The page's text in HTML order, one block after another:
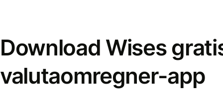
Download Wises
valutaomregner-app